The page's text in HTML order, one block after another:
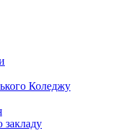
Коледжу
закладу